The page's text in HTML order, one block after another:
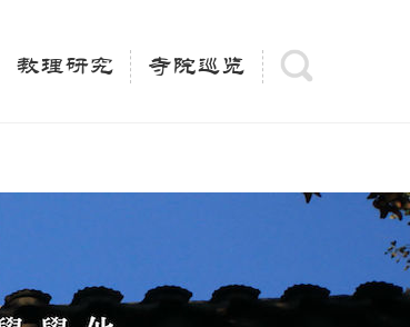
$description =
教理研究 寺院巡览